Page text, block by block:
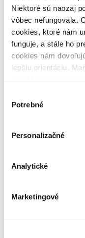
Niektoré sú naozaj
vôbec nefungovala.
cookies, ktoré nám
funguje, a stále ho
cookies nám
lepšiu orientáciu.
keby sme mohli
súhlasu
Potrebné
Personalizačné
Analytické
Marketingové
CZ